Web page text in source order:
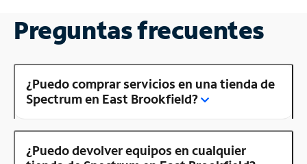
Preguntas frecuentes
¿Puedo comprar servicios en una tienda de
Spectrum en East Brookfield?
¿Puedo devolver equipos en cualquier